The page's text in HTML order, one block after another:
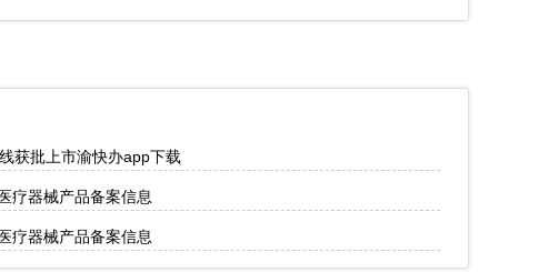
获批上市渝快办app下载
疗器械产品备案信息
疗器械产品备案信息